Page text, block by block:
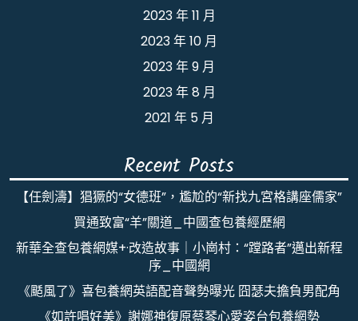
2023 年 11 月
2023 年 10 月
2023 年 9 月
2023 年 8 月
2021 年 5 月
Recent Posts
【任劍濤】猖獗的“女德班”，尷尬的“新找九宮格講座儒家”
買通致富“羊”關道_中國查包養經歷網
新華全查包養網媒+·改造故事｜小崗村：“蹚路者”邁出新程
序_中國網
《颳風了》喜包養網英語配音聲勢曝光 囧瑟夫擔負男配角
《如許唱好美》謝娜神復原蔡琴心愛姿台包養網勢